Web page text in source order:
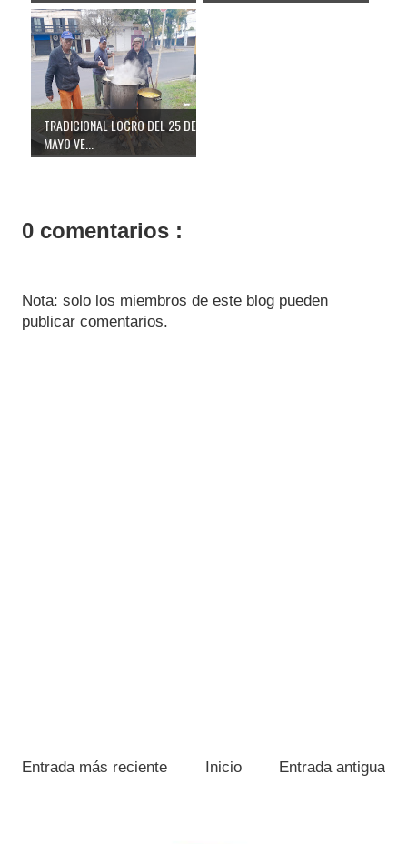
TRADICIONAL LOCRO DEL 25 DE
MAYO VE...
0 comentarios :
Nota: solo los miembros de este blog pueden
publicar comentarios.
Entrada más reciente Entrada antigua
Inicio